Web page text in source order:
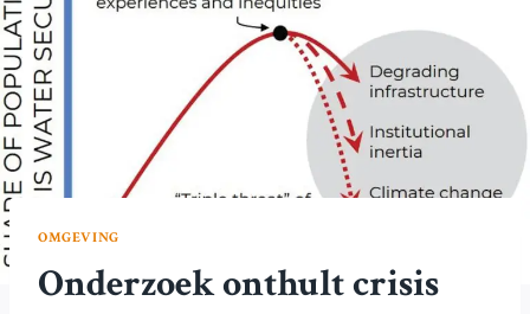
OMGEVING
Onderzoek onthult crisis